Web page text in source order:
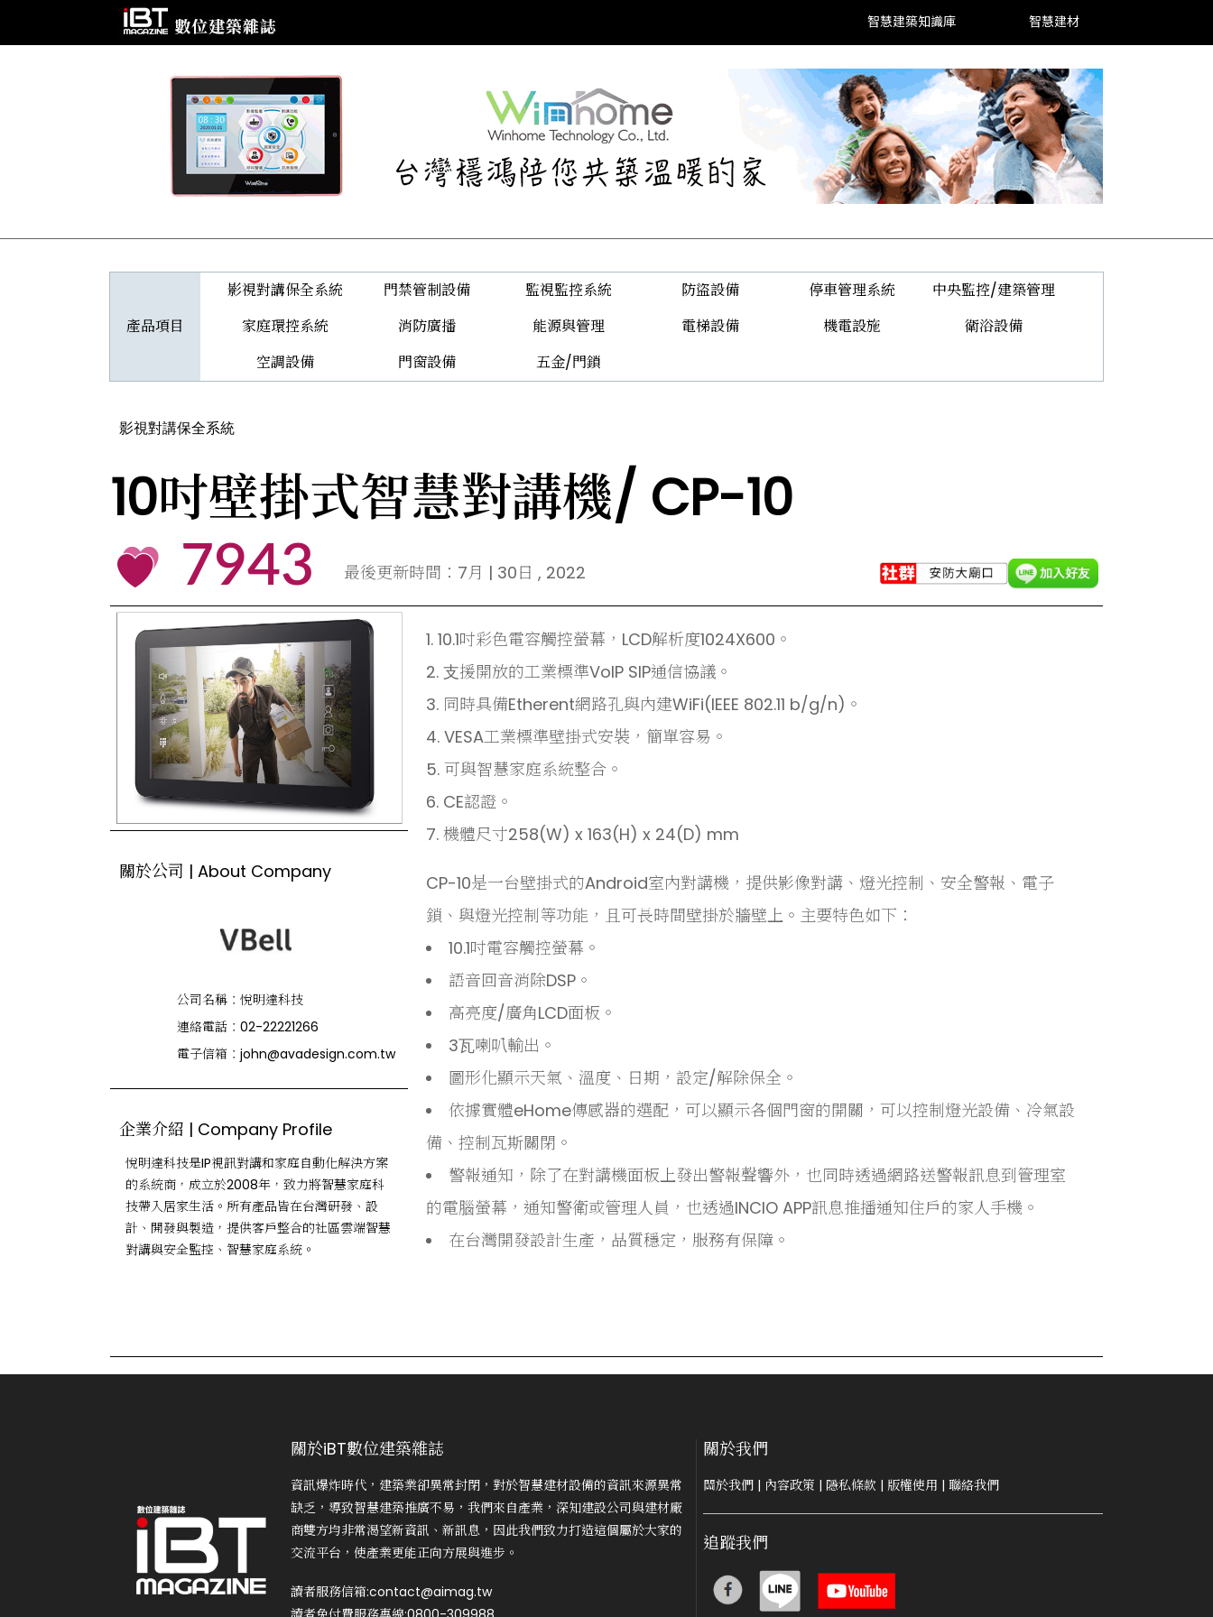
智慧建築知識庫 智慧建材
產品項目
影視對講保全系統 門禁管制設備 監視監控系統 防盜設備 停車管理系統
中央監控/建築管理
家庭環控系統
消防廣播 能源與管理 電梯設備 機電設施
衛浴設備
空調設備
門窗設備 五金/門鎖
影視對講保全系統
10吋壁掛式智慧對講機/ CP-10
7943 最後更新時間：7月 | 30日 , 2022
關於公司 | About Company
公司名稱： 悅明達科技
連絡電話： 02-22221266
電子信箱： john@avadesign.com.tw
企業介紹 | Company Profile
悅明達科技是IP視訊對講和家庭自動化解決方案
的系統商，成立於2008年，致力將智慧家庭科
技帶入居家生活。所有產品皆在台灣研發、設
計、開發與製造，提供客戶整合的社區雲端智慧
對講與安全監控、智慧家庭系統。
1. 10.1吋彩色電容觸控螢幕，LCD解析度1024X600。
2. ⽀援開放的工業標準VoIP SIP通信協議。
3. 同時具備Etherent網路孔與內建WiFi(IEEE 802.11 b/g/n)。
4. VESA工業標準壁掛式安裝，簡單容易。
5. 可與智慧家庭系統整合。
6. CE認證。
7. 機體尺寸258(W) x 163(H) x 24(D) mm
CP-10是一台壁掛式的Android室內對講機，提供影像對講、燈光控制、安全警報、電子
鎖、與燈光控制等功能，且可長時間壁掛於牆壁上。主要特色如下：
10.1吋電容觸控螢幕。
語音回音消除DSP。
高亮度/廣角LCD面板。
3⽡喇叭輸出。
圖形化顯示天氣、溫度、日期，設定/解除保全。
依據實體eHome傳感器的選配，可以顯示各個門窗的開關，可以控制燈光設備、冷氣設
備、控制瓦斯關閉。
警報通知，除了在對講機面板上發出警報聲響外，也同時透過網路送警報訊息到管理室
的電腦螢幕，通知警衛或管理人員，也透過INCIO APP訊息推播通知住戶的家人手機。
在台灣開發設計生產，品質穩定，服務有保障。
關於iBT數位建築雜誌
資訊爆炸時代，建築業卻異常封閉，對於智慧建材設備的資訊來源異常
缺乏，導致智慧建築推廣不易，我們來自產業，深知建設公司與建材廠
商雙方均非常渴望新資訊、新訊息，因此我們致力打造這個屬於大家的
交流平台，使產業更能正向方展與進步。
讀者服務信箱:contact@aimag.tw
關於我們
關於我們 | 內容政策 | 隱私條款 | 版權使用 | 聯絡我們
追蹤我們